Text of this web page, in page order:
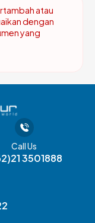
atau
dengan
yang
Call Us
3501888